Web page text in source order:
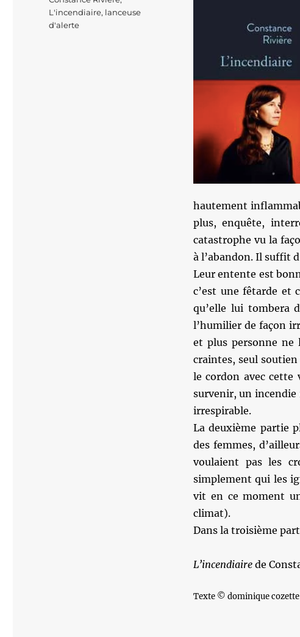
hautement
plus, enquête,
catastrophe vu la
à l’abandon. Il suffit
Leur entente est
c’est une fêtarde et
qu’elle lui tombera
l’humilier de façon
et plus personne ne
craintes, seul
le cordon avec cette
survenir, un incendie
irrespirable.
La deuxième partie
des femmes,
voulaient pas les
simplement qui les
vit en ce moment
climat).
Dans la troisième
L’incendiaire de
Texte © dominique cozette
L'incendiaire, lanceuse
d'alerte